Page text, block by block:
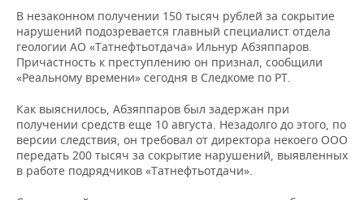
ДЕКЛАРАЦИИ О ДОХОДАХ
КОРОЛИ ГОСЗАКАЗА ПФО
ВУЗЫ ТАТАРСТАНА
КОМУ ПРИНАДЛЕЖАТ
ТОРГОВЫЕ ЦЕНТРЫ
ТАТАРСТАНА
НОВОСТИ ЭКОНОМИКИ
ФИНАНСЫ
БАНКИ
БЮДЖЕТ
ИНВЕСТИЦИИ
ПРОМЫШЛЕННОСТЬ
НОВОСТИ
ПРОМЫШЛЕННОСТИ
МАШИНОСТРОЕНИЕ
НЕФТЕХИМИЯ
НЕДВИЖИМОСТЬ
НОВОСТИ НЕДВИЖИМОСТИ
АВТО
НОВОСТИ АВТО
БИЗНЕС
НОВОСТИ БИЗНЕСА
РОЗНИЧНАЯ ТОРГОВЛЯ
ТЕХНОЛОГИИ
НОВОСТИ ТЕХНОЛОГИЙ
МЕРОПРИЯТИЯ
В незаконном получении 150 тысяч рублей за сокрытие
нарушений подозревается главный специалист отдела
геологии АО «Татнефтьотдача» Ильнур Абзяппаров.
Причастность к преступлению он признал, сообщили
«Реальному времени» сегодня в Следкоме по РТ.
Как выяснилось, Абзяппаров был задержан при
получении средств еще 10 августа. Незадолго до этого, по
версии следствия, он требовал от директора некоего ООО
передать 200 тысяч за сокрытие нарушений, выявленных
в работе подрядчиков «Татнефтьотдачи».